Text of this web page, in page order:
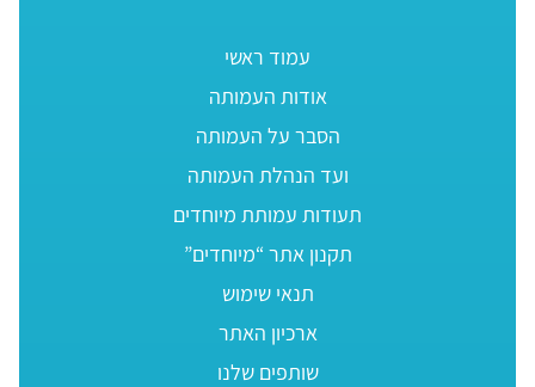
עמוד ראשי
אודות העמותה
הסבר על העמותה
ועד הנהלת העמותה
תעודות עמותת מיוחדים
תקנון אתר “מיוחדים”
תנאי שימוש
ארכיון האתר
שותפים שלנו